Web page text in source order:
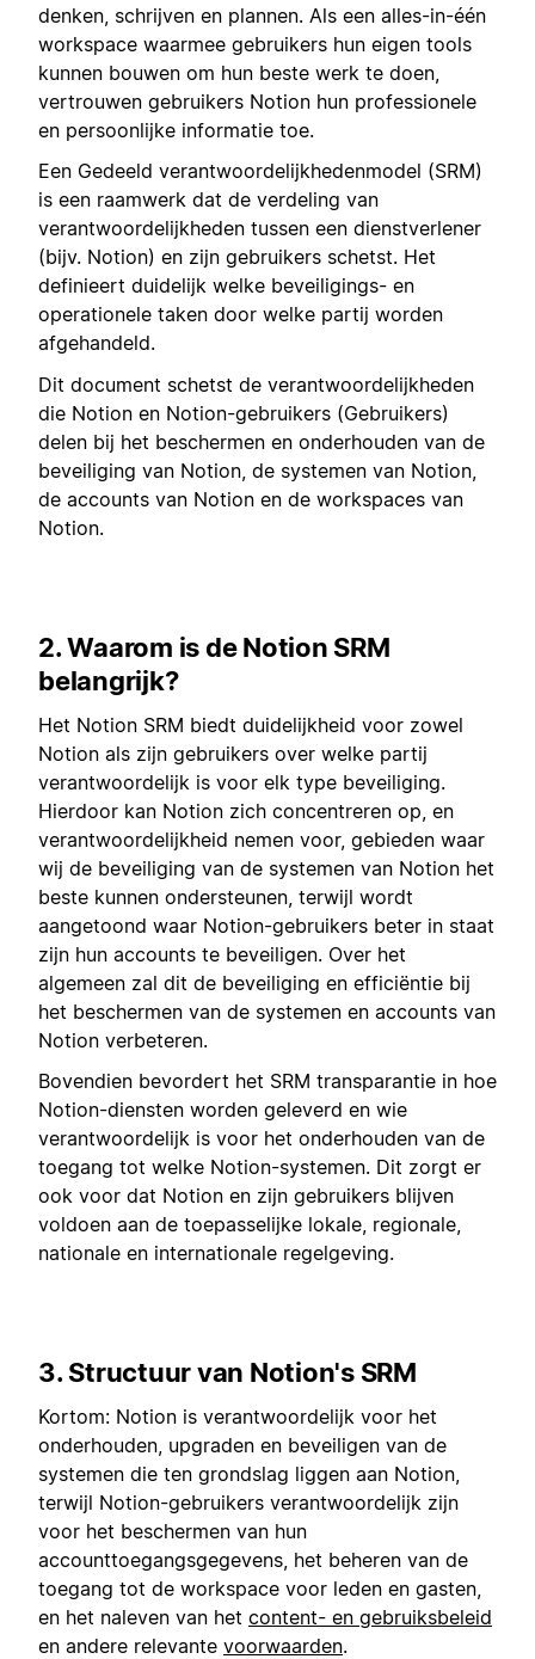
denken, schrijven en plannen. Als een alles-in-één
workspace waarmee gebruikers hun eigen tools
kunnen bouwen om hun beste werk te doen,
vertrouwen gebruikers Notion hun professionele
en persoonlijke informatie toe.
Een Gedeeld verantwoordelijkhedenmodel (SRM)
is een raamwerk dat de verdeling van
verantwoordelijkheden tussen een dienstverlener
(bijv. Notion) en zijn gebruikers schetst. Het
definieert duidelijk welke beveiligings- en
operationele taken door welke partij worden
afgehandeld.
Dit document schetst de verantwoordelijkheden
die Notion en Notion-gebruikers (Gebruikers)
delen bij het beschermen en onderhouden van de
beveiliging van Notion, de systemen van Notion,
de accounts van Notion en de workspaces van
Notion.
2. Waarom is de Notion SRM
belangrijk?
Het Notion SRM biedt duidelijkheid voor zowel
Notion als zijn gebruikers over welke partij
verantwoordelijk is voor elk type beveiliging.
Hierdoor kan Notion zich concentreren op, en
verantwoordelijkheid nemen voor, gebieden waar
wij de beveiliging van de systemen van Notion het
beste kunnen ondersteunen, terwijl wordt
aangetoond waar Notion-gebruikers beter in staat
zijn hun accounts te beveiligen. Over het
algemeen zal dit de beveiliging en efficiëntie bij
het beschermen van de systemen en accounts van
Notion verbeteren.
Bovendien bevordert het SRM transparantie in hoe
Notion-diensten worden geleverd en wie
verantwoordelijk is voor het onderhouden van de
toegang tot welke Notion-systemen. Dit zorgt er
ook voor dat Notion en zijn gebruikers blijven
voldoen aan de toepasselijke lokale, regionale,
nationale en internationale regelgeving.
3. Structuur van Notion's SRM
Kortom: Notion is verantwoordelijk voor het
onderhouden, upgraden en beveiligen van de
systemen die ten grondslag liggen aan Notion,
terwijl Notion-gebruikers verantwoordelijk zijn
voor het beschermen van hun
accounttoegangsgegevens, het beheren van de
toegang tot de workspace voor leden en gasten,
en het naleven van het content- en gebruiksbeleid
en andere relevante voorwaarden.